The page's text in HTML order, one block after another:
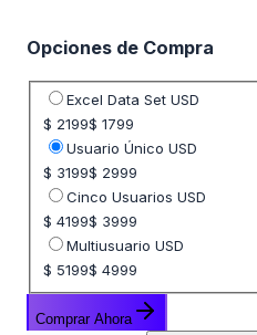
Opciones de Compra
Seleccione opción de precio
Excel Data Set USD
$ 2199$ 1799
Usuario Único USD
$ 3199$ 2999
Cinco Usuarios USD
$ 4199$ 3999
Multiusuario USD
$ 5199$ 4999
Comprar Ahora